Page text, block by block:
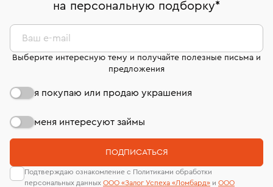
дней на возврат. Детальные условия возврата
комиссионных украшений и часов смотрите на
странице«Возврат украшений»
сертификаты МГУ и других геммологических
лабораторий
на персональную подборку*
Ваш e-mail
Выберите интересную тему и получайте полезные письма и
предложения
я покупаю или продаю украшения
меня интересуют займы
ПОДПИСАТЬСЯ
Подтверждаю ознакомление с Политиками обработки
персональных данных ООО «Залог Успеха «Ломбард» и ООО